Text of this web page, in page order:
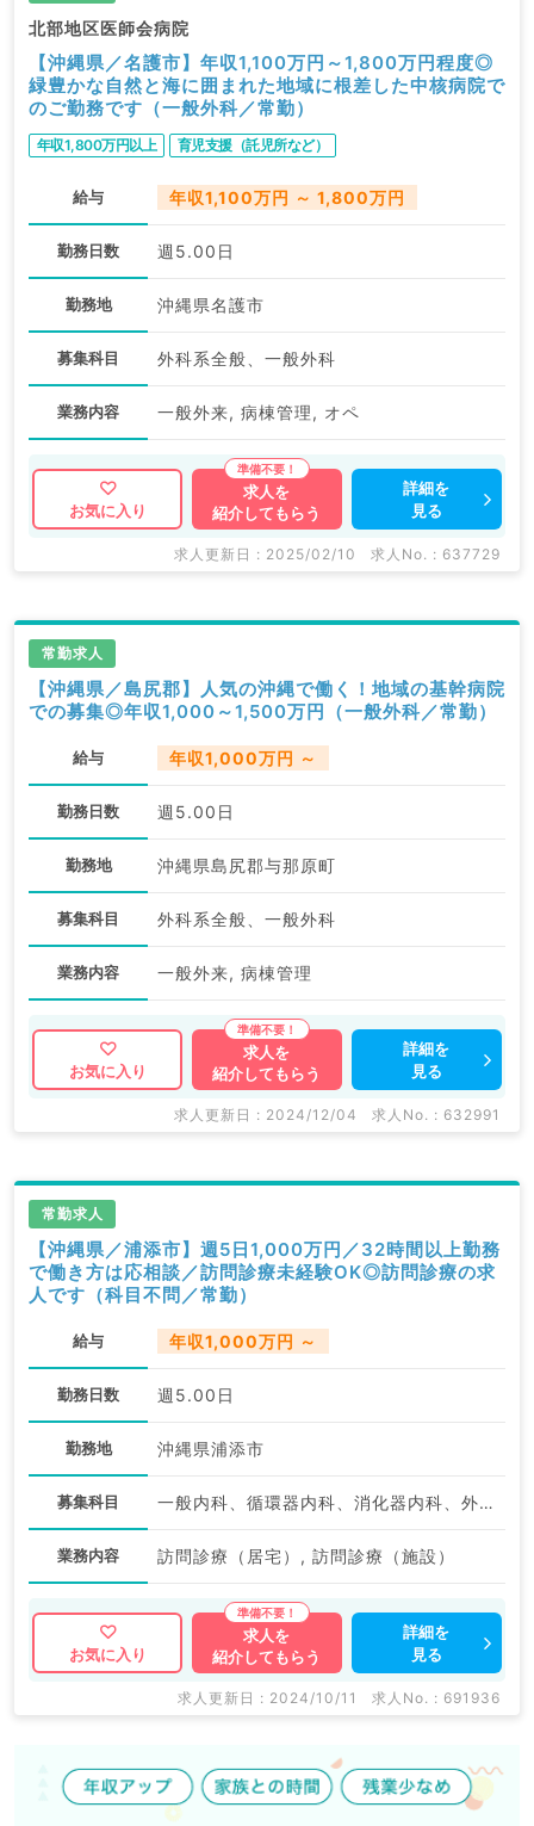
北部地区医師会病院
【沖縄県／名護市】年収1,100万円～1,800万円程度◎
緑豊かな自然と海に囲まれた地域に根差した中核病院で
のご勤務です（一般外科／常勤）
年収1,800万円以上 育児支援（託児所など）
給与 年収1,100万円 ～ 1,800万円
勤務日数 週5.00日
勤務地 沖縄県名護市
募集科目 外科系全般、一般外科
業務内容 一般外来, 病棟管理, オペ
お気に入り
求人を
紹介してもらう
詳細を
見る
求人更新日 : 2025/02/10 求人No. : 637729
常勤求人
【沖縄県／島尻郡】人気の沖縄で働く！地域の基幹病院
での募集◎年収1,000～1,500万円（一般外科／常勤）
給与 年収1,000万円 ～
勤務日数 週5.00日
勤務地 沖縄県島尻郡与那原町
募集科目 外科系全般、一般外科
業務内容 一般外来, 病棟管理
お気に入り
求人を
紹介してもらう
詳細を
見る
求人更新日 : 2024/12/04 求人No. : 632991
常勤求人
【沖縄県／浦添市】週5日1,000万円／32時間以上勤務
で働き方は応相談／訪問診療未経験OK◎訪問診療の求
人です（科目不問／常勤）
給与 年収1,000万円 ～
勤務日数 週5.00日
勤務地 沖縄県浦添市
募集科目 一般内科、循環器内科、消化器内科、外科系全般、一般外科、消化器外科
業務内容 訪問診療（居宅）, 訪問診療（施設）
お気に入り
求人を
紹介してもらう
詳細を
見る
求人更新日 : 2024/10/11 求人No. : 691936